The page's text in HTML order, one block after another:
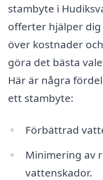
stambyte i
offerter hjälper
över kostnader
göra det bästa
Här är några
ett stambyte:
Förbättrad
Minimering av
vattenskador.